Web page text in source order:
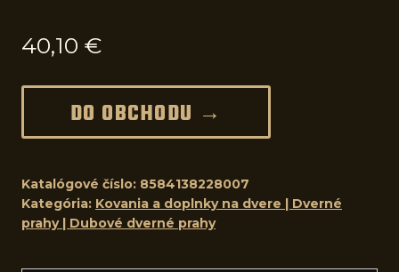
40,10 €
DO OBCHODU →
Katalógové číslo: 8584138228007
Kategória: Kovania a doplnky na dvere | Dverné
prahy | Dubové dverné prahy